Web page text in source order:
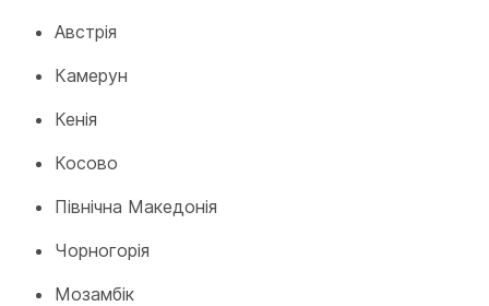
Австрія
Камерун
Кенія
Косово
Північна Македонія
Чорногорія
Мозамбік